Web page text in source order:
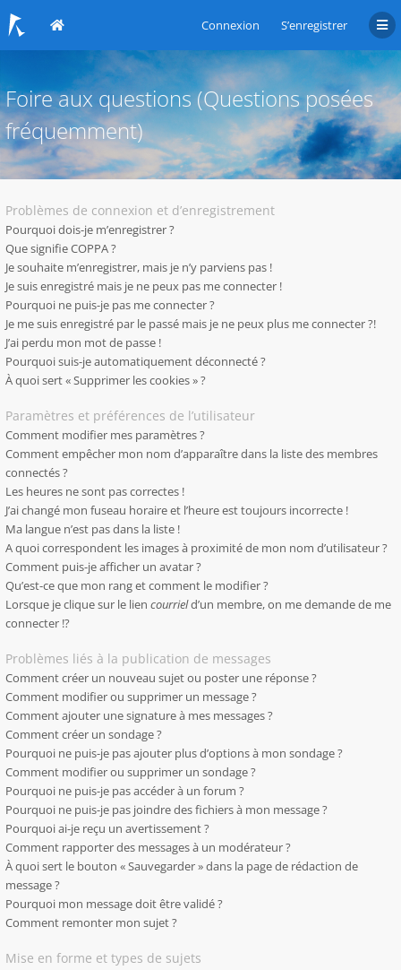
Connexion S’enregistrer
Foire aux questions (Questions posées
fréquemment)
Problèmes de connexion et d’enregistrement
Pourquoi dois-je m’enregistrer ?
Que signifie COPPA ?
Je souhaite m’enregistrer, mais je n’y parviens pas !
Je suis enregistré mais je ne peux pas me connecter !
Pourquoi ne puis-je pas me connecter ?
Je me suis enregistré par le passé mais je ne peux plus me connecter ?!
J’ai perdu mon mot de passe !
Pourquoi suis-je automatiquement déconnecté ?
À quoi sert « Supprimer les cookies » ?
Paramètres et préférences de l’utilisateur
Comment modifier mes paramètres ?
Comment empêcher mon nom d’apparaître dans la liste des membres
connectés ?
Les heures ne sont pas correctes !
J’ai changé mon fuseau horaire et l’heure est toujours incorrecte !
Ma langue n’est pas dans la liste !
A quoi correspondent les images à proximité de mon nom d’utilisateur ?
Comment puis-je afficher un avatar ?
Qu’est-ce que mon rang et comment le modifier ?
Lorsque je clique sur le lien courrield’un membre, on me demande de me
connecter !?
Problèmes liés à la publication de messages
Comment créer un nouveau sujet ou poster une réponse ?
Comment modifier ou supprimer un message ?
Comment ajouter une signature à mes messages ?
Comment créer un sondage ?
Pourquoi ne puis-je pas ajouter plus d’options à mon sondage ?
Comment modifier ou supprimer un sondage ?
Pourquoi ne puis-je pas accéder à un forum ?
Pourquoi ne puis-je pas joindre des fichiers à mon message ?
Pourquoi ai-je reçu un avertissement ?
Comment rapporter des messages à un modérateur ?
À quoi sert le bouton « Sauvegarder » dans la page de rédaction de
message ?
Pourquoi mon message doit être validé ?
Comment remonter mon sujet ?
Mise en forme et types de sujets